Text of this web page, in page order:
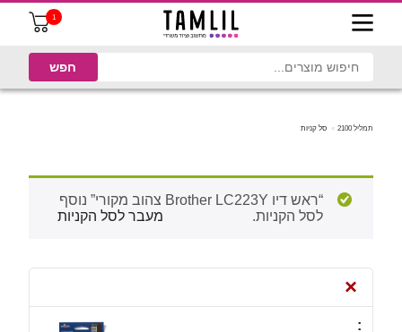
1
תמליל 2100 סל קניות
“ראש דיו Brother LC223Y צהוב מקורי” נוסף
לסל הקניות.
מעבר לסל הקניות
×